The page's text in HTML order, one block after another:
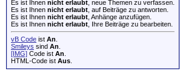
Es ist Ihnen nicht erlaubt , neue Themen zu verfassen.
Es ist Ihnen nicht erlaubt , auf Beiträge zu antworten.
Es ist Ihnen nicht erlaubt , Anhänge anzufügen.
Es ist Ihnen nicht erlaubt , Ihre Beiträge zu bearbeiten.
vB Code ist An
Smileys sind An
[IMG] Code ist An
HTML-Code ist Aus